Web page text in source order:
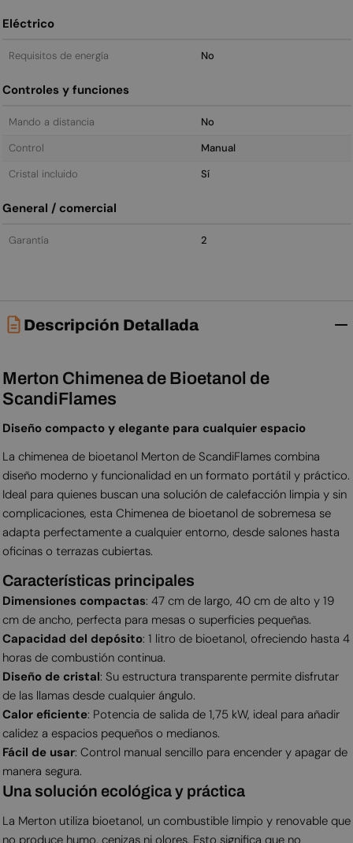
Eléctrico
Requisitos de energía No
Controles y funciones
Mando a distancia
No
Control
Manual
Cristal incluido
Sí
General / comercial
Garantía 2
Descripción Detallada
Merton Chimenea de Bioetanol de
ScandiFlames
Diseño compacto y elegante para cualquier espacio
La chimenea de bioetanol Merton de ScandiFlames combina
diseño moderno y funcionalidad en un formato portátil y práctico.
Ideal para quienes buscan una solución de calefacción limpia y sin
complicaciones, esta Chimenea de bioetanol de sobremesa se
adapta perfectamente a cualquier entorno, desde salones hasta
oficinas o terrazas cubiertas.
Características principales
Dimensiones compactas: 47 cm de largo, 40 cm de alto y 19
cm de ancho, perfecta para mesas o superficies pequeñas.
Capacidad del depósito: 1 litro de bioetanol, ofreciendo hasta 4
horas de combustión continua.
Diseño de cristal: Su estructura transparente permite disfrutar
de las llamas desde cualquier ángulo.
Calor eficiente: Potencia de salida de 1,75 kW, ideal para añadir
calidez a espacios pequeños o medianos.
Fácil de usar: Control manual sencillo para encender y apagar de
manera segura.
Una solución ecológica y práctica
La Merton utiliza bioetanol, un combustible limpio y renovable que
no produce humo, cenizas ni olores. Esto significa que no